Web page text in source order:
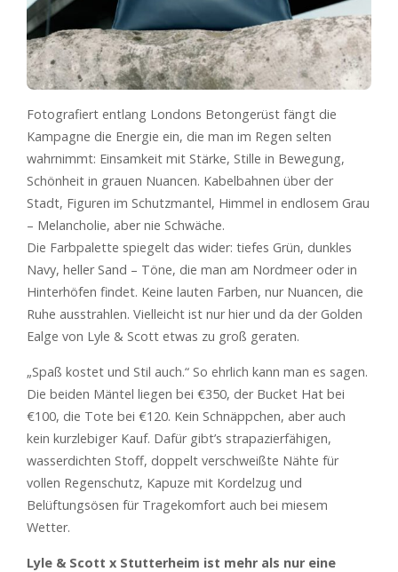
Fotografiert entlang Londons Betongerüst fängt die
Kampagne die Energie ein, die man im Regen selten
wahrnimmt: Einsamkeit mit Stärke, Stille in Bewegung,
Schönheit in grauen Nuancen. Kabelbahnen über der
Stadt, Figuren im Schutzmantel, Himmel in endlosem Grau
– Melancholie, aber nie Schwäche.
Die Farbpalette spiegelt das wider: tiefes Grün, dunkles
Navy, heller Sand – Töne, die man am Nordmeer oder in
Hinterhöfen findet. Keine lauten Farben, nur Nuancen, die
Ruhe ausstrahlen. Vielleicht ist nur hier und da der Golden
Ealge von Lyle & Scott etwas zu groß geraten.
„Spaß kostet und Stil auch.“ So ehrlich kann man es sagen.
Die beiden Mäntel liegen bei €350, der Bucket Hat bei
€100, die Tote bei €120. Kein Schnäppchen, aber auch
kein kurzlebiger Kauf. Dafür gibt’s strapazierfähigen,
wasserdichten Stoff, doppelt verschweißte Nähte für
vollen Regenschutz, Kapuze mit Kordelzug und
Belüftungsösen für Tragekomfort auch bei miesem
Wetter.
Lyle & Scott x Stutterheim ist mehr als nur eine